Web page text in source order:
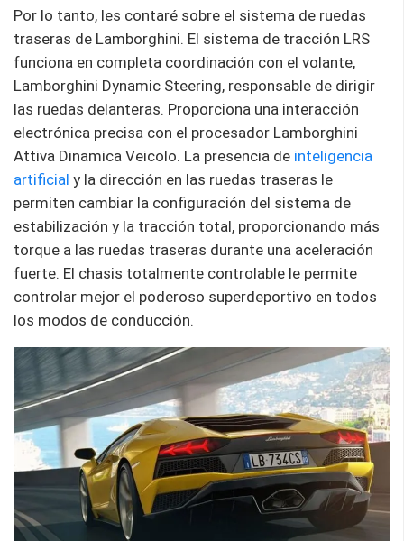
Por lo tanto, les contaré sobre el sistema de ruedas
traseras de Lamborghini. El sistema de tracción LRS
funciona en completa coordinación con el volante,
Lamborghini Dynamic Steering, responsable de dirigir
las ruedas delanteras. Proporciona una interacción
electrónica precisa con el procesador Lamborghini
Attiva Dinamica Veicolo. La presencia de inteligencia
artificial y la dirección en las ruedas traseras le
permiten cambiar la configuración del sistema de
estabilización y la tracción total, proporcionando más
torque a las ruedas traseras durante una aceleración
fuerte. El chasis totalmente controlable le permite
controlar mejor el poderoso superdeportivo en todos
los modos de conducción.